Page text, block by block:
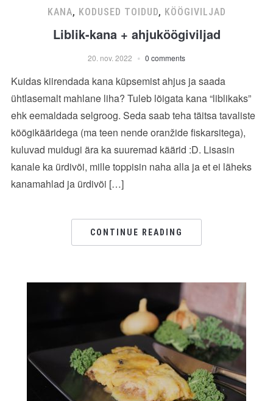
KANA, KODUSED TOIDUD, KÖÖGIVILJAD
Liblik-kana + ahjuköögiviljad
20. nov. 2022 0 comments
Kuidas kiirendada kana küpsemist ahjus ja saada
ühtlasemalt mahlane liha? Tuleb lõigata kana “liblikaks”
ehk eemaldada selgroog. Seda saab teha täitsa tavaliste
köögikääridega (ma teen nende oranžide fiskarsitega),
kuluvad muidugi ära ka suuremad käärid :D. Lisasin
kanale ka ürdivõi, mille toppisin naha alla ja et ei läheks
kanamahlad ja ürdivõi […]
CONTINUE READING